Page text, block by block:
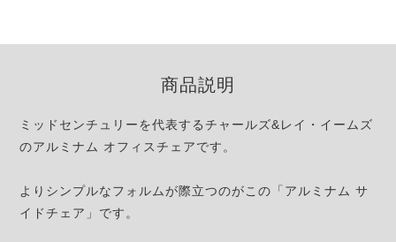
商品説明
ミッドセンチュリーを代表するチャールズ&レイ・イームズ
のアルミナム オフィスチェアです。
よりシンプルなフォルムが際立つのがこの「アルミナム サ
イドチェア」です。